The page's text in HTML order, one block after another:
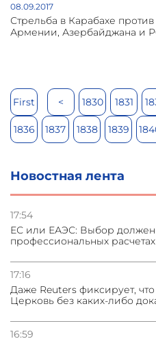
08.09.2017
Стрельба в Карабахе
Армении, Азербайджана и
First < 1830 1831
1836 1837 1838 1839
Новостная лента
17:54
ЕС или ЕАЭС: Выбор должен
профессиональных
17:16
Даже Reuters фиксирует,
Церковь без каких-либо
16:59